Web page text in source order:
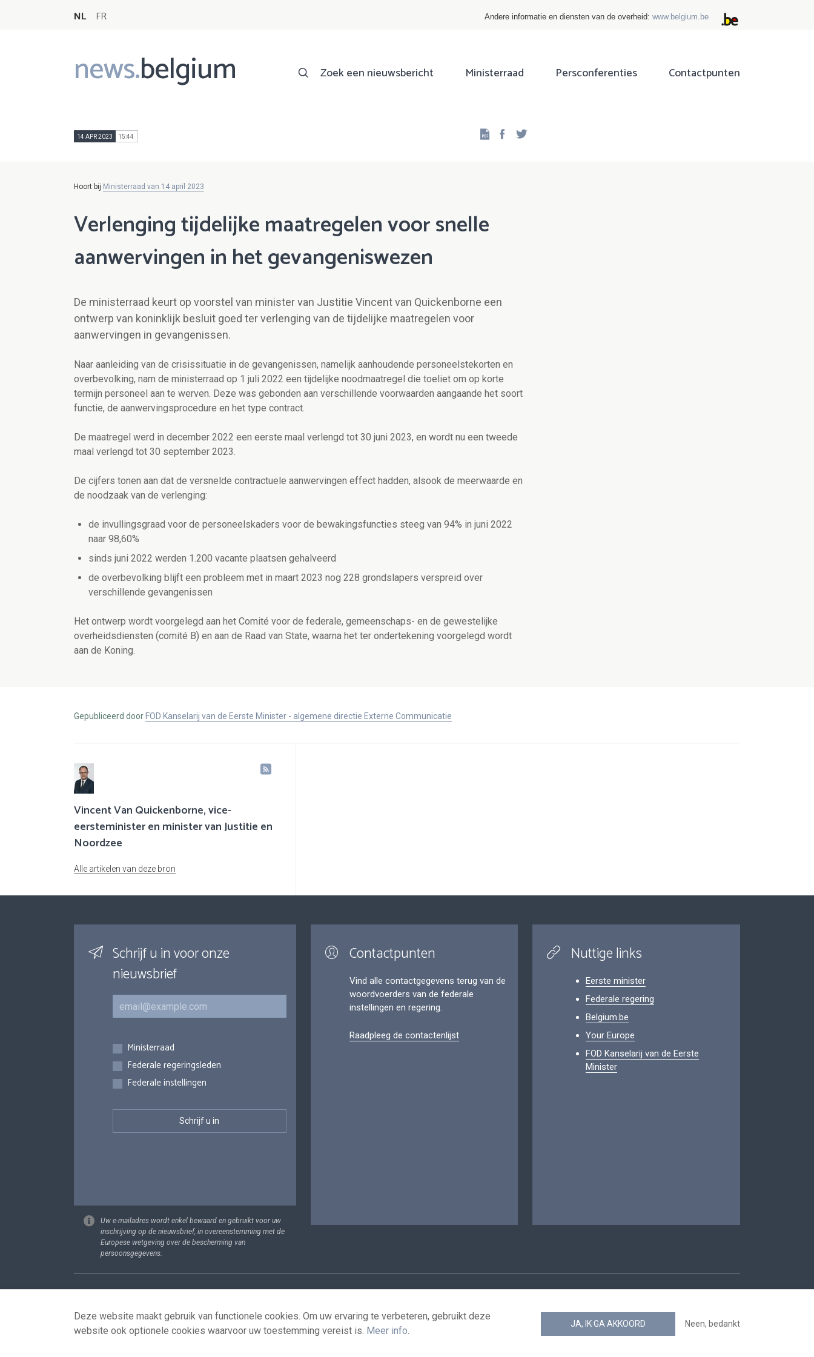
NL FR Andere informatie en diensten van de overheid: www.belgium.be
news.belgium
Main
navigation
Zoek een nieuwsbericht Ministerraad Persconferenties Contactpunten
14 APR 2023 15:44 Facebook
Hoort bij Ministerraad van 14 april 2023
Verlenging tijdelijke maatregelen voor snelle
aanwervingen in het gevangeniswezen
De ministerraad keurt op voorstel van minister van Justitie Vincent van Quickenborne een
ontwerp van koninklijk besluit goed ter verlenging van de tijdelijke maatregelen voor
aanwervingen in gevangenissen.
Naar aanleiding van de crisissituatie in de gevangenissen, namelijk aanhoudende personeelstekorten en
overbevolking, nam de ministerraad op 1 juli 2022 een tijdelijke noodmaatregel die toeliet om op korte
termijn personeel aan te werven. Deze was gebonden aan verschillende voorwaarden aangaande het soort
functie, de aanwervingsprocedure en het type contract.
De maatregel werd in december 2022 een eerste maal verlengd tot 30 juni 2023, en wordt nu een tweede
maal verlengd tot 30 september 2023.
De cijfers tonen aan dat de versnelde contractuele aanwervingen effect hadden, alsook de meerwaarde en
de noodzaak van de verlenging:
de invullingsgraad voor de personeelskaders voor de bewakingsfuncties steeg van 94% in juni 2022
naar 98,60%
sinds juni 2022 werden 1.200 vacante plaatsen gehalveerd
de overbevolking blijft een probleem met in maart 2023 nog 228 grondslapers verspreid over
verschillende gevangenissen
Het ontwerp wordt voorgelegd aan het Comité voor de federale, gemeenschaps- en de gewestelijke
overheidsdiensten (comité B) en aan de Raad van State, waarna het ter ondertekening voorgelegd wordt
aan de Koning.
Gepubliceerd door FOD Kanselarij van de Eerste Minister - algemene directie Externe Communicatie
Vincent Van Quickenborne, vice-
eersteminister en minister van Justitie en
Noordzee
Alle artikelen van deze bron
Schrijf u in voor onze
nieuwsbrief
E-mail
Inschrijvingen
Ministerraad
Federale regeringsleden
Federale instellingen
Uw e-mailadres wordt enkel bewaard en gebruikt voor uw
inschrijving op de nieuwsbrief, in overeenstemming met de
Europese wetgeving over de bescherming van
persoonsgegevens.
Contactpunten
Vind alle contactgegevens terug van de
woordvoerders van de federale
instellingen en regering.
Raadpleeg de contactenlijst
Nuttige links
Eerste minister
Federale regering
Belgium.be
Your Europe
FOD Kanselarij van de Eerste
Minister
Footer
Deze website maakt gebruik van functionele cookies. Om uw ervaring te verbeteren, gebruikt deze
website ook optionele cookies waarvoor uw toestemming vereist is. Meer info.
JA, IK GA AKKOORD Neen, bedankt